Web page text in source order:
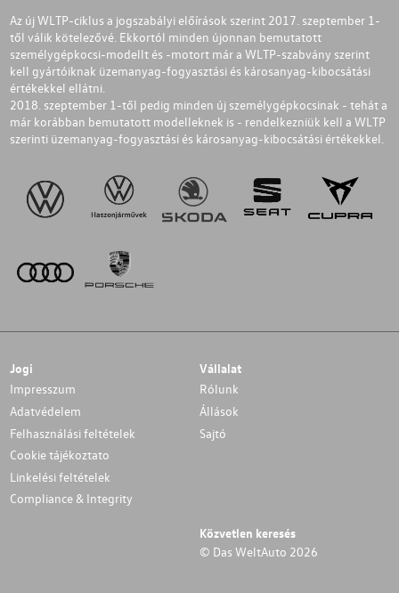
Az új WLTP-ciklus a jogszabályi előírások szerint 2017. szeptember 1-
től válik kötelezővé. Ekkortól minden újonnan bemutatott
személygépkocsi-modellt és -motort már a WLTP-szabvány szerint
kell gyártóiknak üzemanyag-fogyasztási és károsanyag-kibocsátási
értékekkel ellátni.
2018. szeptember 1-től pedig minden új személygépkocsinak - tehát a
már korábban bemutatott modelleknek is - rendelkezniük kell a WLTP
szerinti üzemanyag-fogyasztási és károsanyag-kibocsátási értékekkel.
Jogi
Impresszum
Adatvédelem
Felhasználási feltételek
Cookie tájékoztato
Linkelési feltételek
Compliance & Integrity
Vállalat
Rólunk
Állások
Sajtó
Közvetlen keresés
© Das WeltAuto 2026